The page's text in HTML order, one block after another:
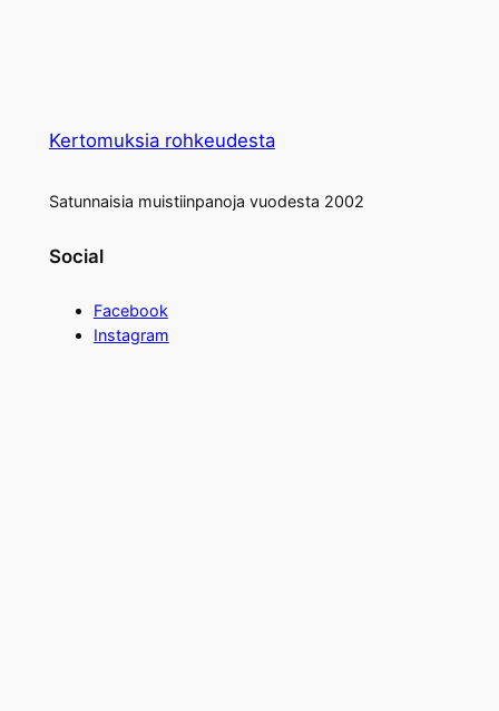
Kertomuksia rohkeudesta
Satunnaisia muistiinpanoja vuodesta 2002
Social
Facebook
Instagram